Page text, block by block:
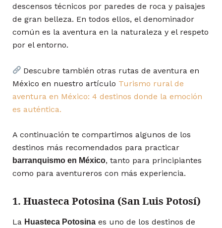
descensos técnicos por paredes de roca y paisajes
de gran belleza. En todos ellos, el denominador
común es la aventura en la naturaleza y el respeto
por el entorno.
Descubre también otras rutas de aventura en
México en nuestro artículo Turismo rural de
aventura en México: 4 destinos donde la emoción
es auténtica.
A continuación te compartimos algunos de los
destinos más recomendados para practicar
barranquismo en México, tanto para principiantes
como para aventureros con más experiencia.
1. Huasteca Potosina (San Luis Potosí)
La Huasteca Potosinaes uno de los destinos de